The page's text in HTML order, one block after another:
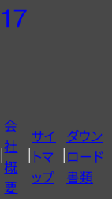
会
社
概
要
サイ
トマ
ップ
ダウン
ロード
書類